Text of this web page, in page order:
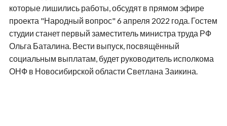
которые лишились работы, обсудят в прямом эфире
проекта "Народный вопрос" 6 апреля 2022 года. Гостем
студии станет первый заместитель министра труда РФ
Ольга Баталина. Вести выпуск, посвящённый
социальным выплатам, будет руководитель исполкома
ОНФ в Новосибирской области Светлана Заикина.